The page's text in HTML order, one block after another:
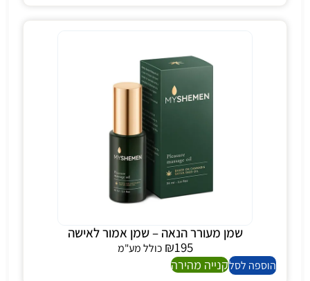
שמן מעורר הנאה – שמן אמור לאישה
₪195
כולל מע"מ
הוספה לסלקנייה מהירה